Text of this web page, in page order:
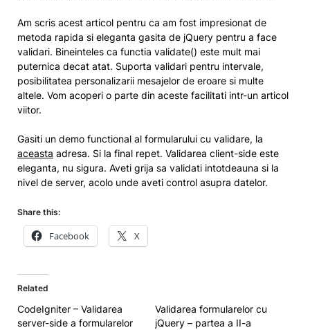
Am scris acest articol pentru ca am fost impresionat de
metoda rapida si eleganta gasita de jQuery pentru a face
validari. Bineinteles ca functia validate() este mult mai
puternica decat atat. Suporta validari pentru intervale,
posibilitatea personalizarii mesajelor de eroare si multe
altele. Vom acoperi o parte din aceste facilitati intr-un articol
viitor.
Gasiti un demo functional al formularului cu validare, la
aceasta adresa. Si la final repet. Validarea client-side este
eleganta, nu sigura. Aveti grija sa validati intotdeauna si la
nivel de server, acolo unde aveti control asupra datelor.
Share this:
Facebook X
Related
CodeIgniter – Validarea
server-side a formularelor
Validarea formularelor cu
jQuery – partea a II-a